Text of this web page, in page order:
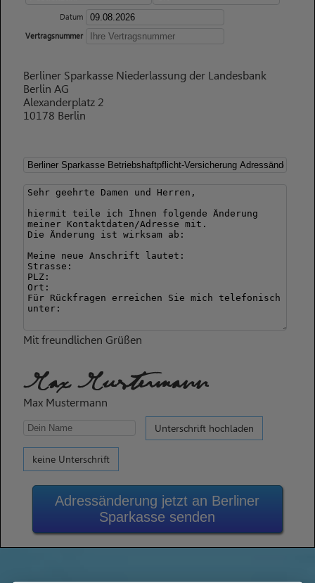
Datum
Vertragsnummer
Berliner Sparkasse Niederlassung der Landesbank
Berlin AG
Alexanderplatz 2
10178 Berlin
Mit freundlichen Grüßen
Max Mustermann
Max Mustermann
Unterschrift hochladen
keine Unterschrift
Adressänderung jetzt an Berliner
Sparkasse senden